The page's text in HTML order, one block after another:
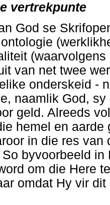
vertrekpunte
God se
van net twee
onderskeid -
naamlik God,
geld. Alreeds
hemel en
in die res
byvoorbeeld
om die Here
omdat Hy vir